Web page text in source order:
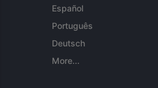
Español
Português
Deutsch
More...